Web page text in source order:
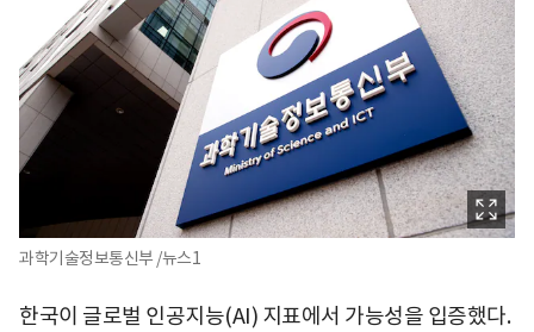
과학기술정보통신부 /뉴스1
한국이 글로벌 인공지능(AI) 지표에서 가능성을 입증했다.